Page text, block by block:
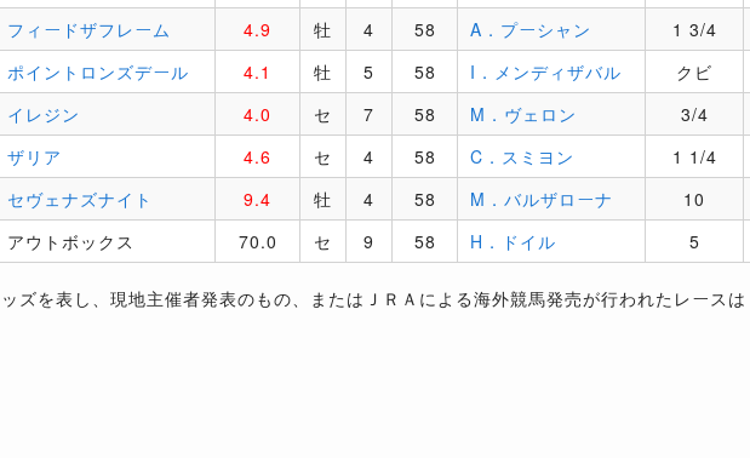
フィードザフレーム 4.9 牡 4 58 A．プーシャン 1 3/4
ポイントロンズデール 4.1 牡 5 58 I．メンディザバル クビ
イレジン 4.0 セ 7 58 M．ヴェロン 3/4
ザリア 4.6 セ 4 58 C．スミヨン 1 1/4
セヴェナズナイト 9.4 牡 4 58 M．バルザローナ 10
アウトボックス 70.0 セ 9 58 H．ドイル 5
ズを表し、現地主催者発表のもの、またはＪＲＡによる海外競馬発売が行われたレース